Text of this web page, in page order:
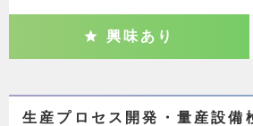
興味あり
生産プロセス開発・量産設備